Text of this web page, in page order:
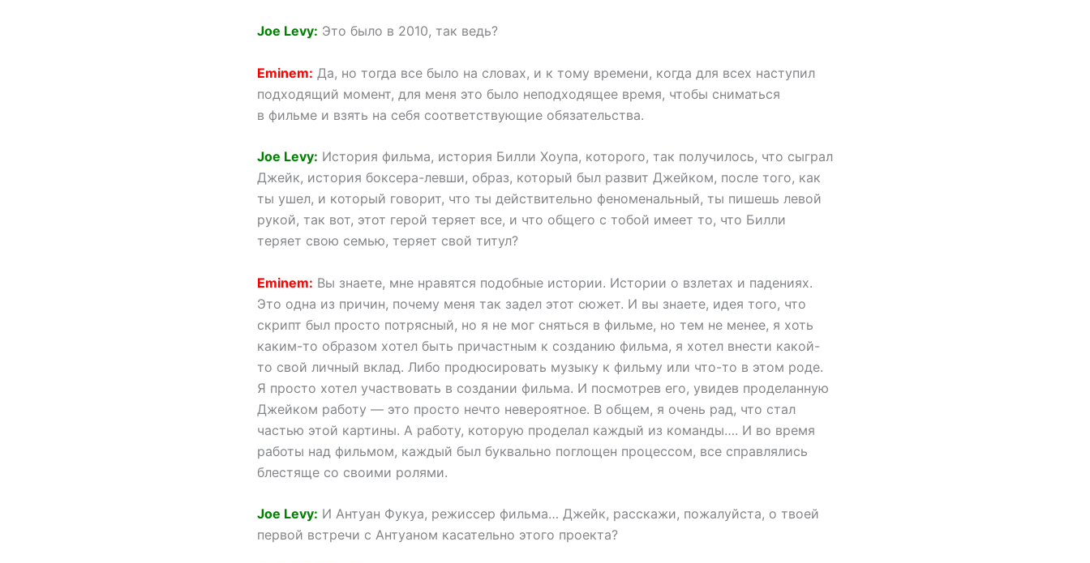
Joe Levy: Это было в 2010, так ведь?
Eminem: Да, но тогда все было на словах, и к тому времени, когда для всех наступил
подходящий момент, для меня это было неподходящее время, чтобы сниматься
в фильме и взять на себя соответствующие обязательства.
Joe Levy: История фильма, история Билли Хоупа, которого, так получилось, что сыграл
Джейк, история боксера-левши, образ, который был развит Джейком, после того, как
ты ушел, и который говорит, что ты действительно феноменальный, ты пишешь левой
рукой, так вот, этот герой теряет все, и что общего с тобой имеет то, что Билли
теряет свою семью, теряет свой титул?
Eminem: Вы знаете, мне нравятся подобные истории. Истории о взлетах и падениях.
Это одна из причин, почему меня так задел этот сюжет. И вы знаете, идея того, что
скрипт был просто потрясный, но я не мог сняться в фильме, но тем не менее, я хоть
каким-то образом хотел быть причастным к созданию фильма, я хотел внести какой-
то свой личный вклад. Либо продюсировать музыку к фильму или что-то в этом роде.
Я просто хотел участвовать в создании фильма. И посмотрев его, увидев проделанную
Джейком работу — это просто нечто невероятное. В общем, я очень рад, что стал
частью этой картины. А работу, которую проделал каждый из команды…. И во время
работы над фильмом, каждый был буквально поглощен процессом, все справлялись
блестяще со своими ролями.
Joe Levy: И Антуан Фукуа, режиссер фильма… Джейк, расскажи, пожалуйста, о твоей
первой встречи с Антуаном касательно этого проекта?